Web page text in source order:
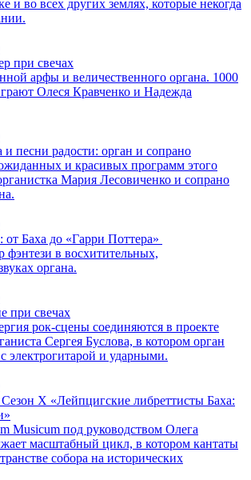
и во всех других землях, которые некогда
при свечах
арфы и величественного органа. 1000
Олеся Кравченко и Надежда
песни радости: орган и сопрано
и красивых программ этого
Мария Лесовиченко и сопрано
от Баха до «Гарри Поттера»
в восхитительных,
органа.
при свечах
рок-сцены соединяются в проекте
Сергея Буслова, в котором орган
электрогитарой и ударными.
X «Лейпцигские либреттисты Баха:
Musicum под руководством Олега
масштабный цикл, в котором кантаты
собора на исторических